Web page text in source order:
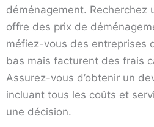
déménagement. Recherchez
offre des prix de
méfiez-vous des entreprises
bas mais facturent des frais
Assurez-vous d’obtenir un
incluant tous les coûts et
une décision.